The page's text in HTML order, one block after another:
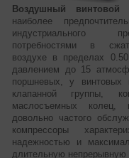
Воздушный
винтовой
наиболее
индустриального
потребностями в
воздухе в пределах
давлением до 15
поршневых, у винтовых
клапанной группы,
маслосъемных колец,
довольно частого
компрессоры
надежностью и
длительную непрерывную